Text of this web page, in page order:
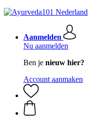
Aanmelden
Nu aanmelden
Ben je nieuw hier?
Account aanmaken